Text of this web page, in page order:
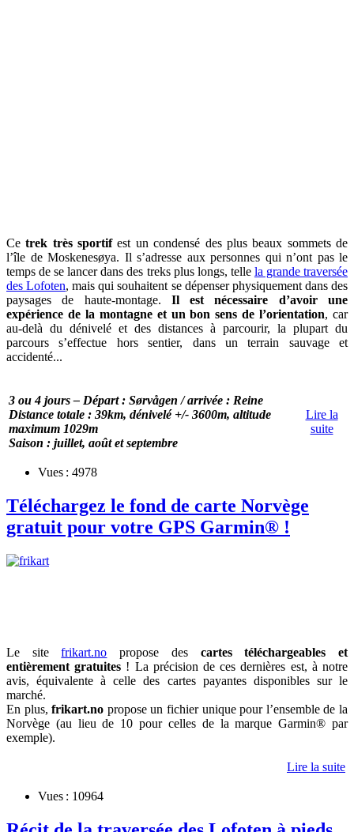
Cetrek très sportifest un condensé des plus beaux sommets de
l’île de Moskenesøya. Il s’adresse aux personnes qui n’ont pas le
temps de se lancer dans des treks plus longs, telle la grande traversée
des Lofoten, mais qui souhaitent se dépenser physiquement dans des
paysages de haute-montage. Il est nécessaire d’avoir une
expérience de la montagne et un bon sens de l’orientation, car
au-delà du dénivelé et des distances à parcourir, la plupart du
parcours s’effectue hors sentier, dans un terrain sauvage et
accidenté...
3 ou 4 jours – Départ : Sørvågen / arrivée : Reine
Distance totale : 39km, dénivelé +/- 3600m, altitude
maximum 1029m
Saison : juillet, août et septembre
Lire la
suite
Vues : 4978
Téléchargez le fond de carte Norvège
gratuit pour votre GPS Garmin® !
Le sitefrikart.no propose des cartes téléchargeables et
entièrement gratuites ! La précision de ces dernières est, à notre
avis, équivalente à celle des cartes payantes disponibles sur le
marché.
En plus,frikart.no propose un fichier unique pour l’ensemble de la
Norvège (au lieu de 10 pour celles de la marque Garmin® par
exemple).
Lire la suite
Vues : 10964